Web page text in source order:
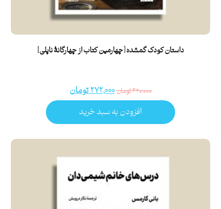
داستان کودک گمشده [چهارمین کتاب از چهارگانۀ ناپلی]
۳۲۰,۰۰۰تومان۲۷۲,۰۰۰تومان
افزودن به سبد خرید